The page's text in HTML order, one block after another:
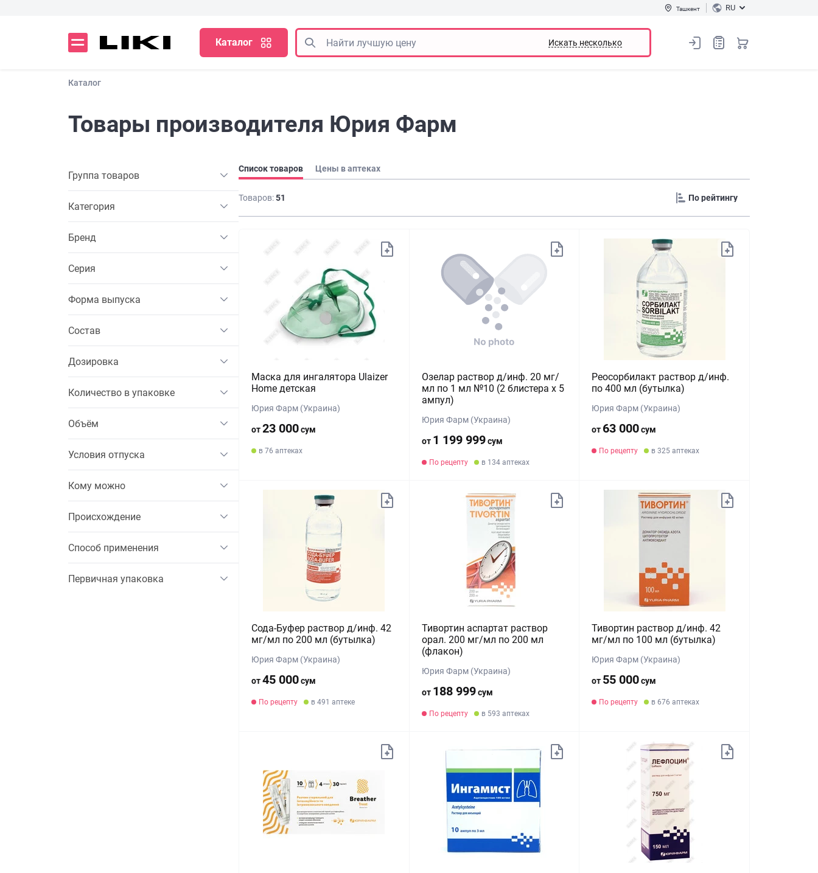
Ташкент RU
Каталог Искать несколько
Каталог
Товары производителя Юрия Фарм
Группа товаров
Категория
Бренд
Серия
Форма выпуска
Состав
Дозировка
Количество в упаковке
Объём
Условия отпуска
Кому можно
Происхождение
Способ применения
Первичная упаковка
Список товаров Цены в аптеках
Товаров:51
Маска для ингалятора Ulaizer
Home детская
Юрия Фарм (Украина)
от23 000сум
в 76 аптеках
Озелар раствор д/инф. 20 мг/
мл по 1 мл №10 (2 блистера х 5
ампул)
Юрия Фарм (Украина)
от 1 199 999сум
По рецепту в 134 аптеках
Реосорбилакт раствор д/инф.
по 400 мл (бутылка)
Юрия Фарм (Украина)
от 63 000сум
По рецепту в 325 аптеках
Сода-Буфер раствор д/инф. 42
мг/мл по 200 мл (бутылка)
Юрия Фарм (Украина)
от45 000сум
По рецепту в 491 аптеке
Тивортин аспартат раствор
орал. 200 мг/мл по 200 мл
(флакон)
Юрия Фарм (Украина)
от 188 999сум
По рецепту в 593 аптеках
Тивортин раствор д/инф. 42
мг/мл по 100 мл (бутылка)
Юрия Фарм (Украина)
от 55 000сум
По рецепту в 676 аптеках